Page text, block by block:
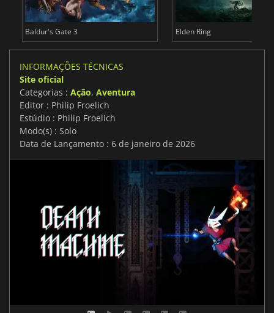
Baldur's Gate 3 Elden Ring
INFORMAÇÕES TÉCNICAS
Site oficial
Categorias : Ação, Aventura
Editor : Philip Froelich
Estúdio : Philip Froelich
Modo(s) : Solo
Data de Lançamento : 6 de janeiro de 2026